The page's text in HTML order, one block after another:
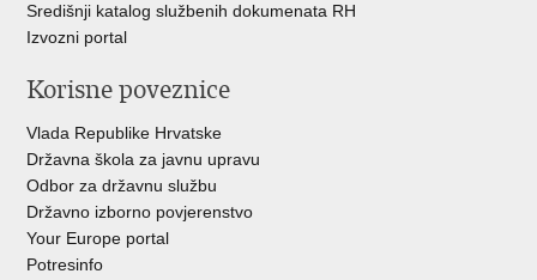
Središnji katalog službenih dokumenata RH
Izvozni portal
Korisne poveznice
Vlada Republike Hrvatske
Državna škola za javnu upravu
Odbor za državnu službu
Državno izborno povjerenstvo
Your Europe portal
Potresinfo